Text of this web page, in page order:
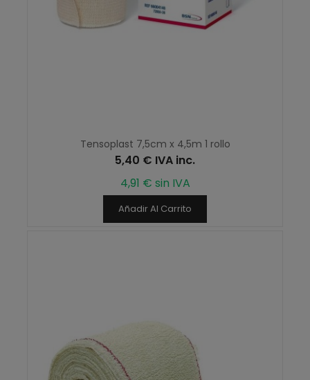
Tensoplast 7,5cm x 4,5m 1 rollo
5,40 € IVA inc.
4,91 € sin IVA
Añadir Al Carrito